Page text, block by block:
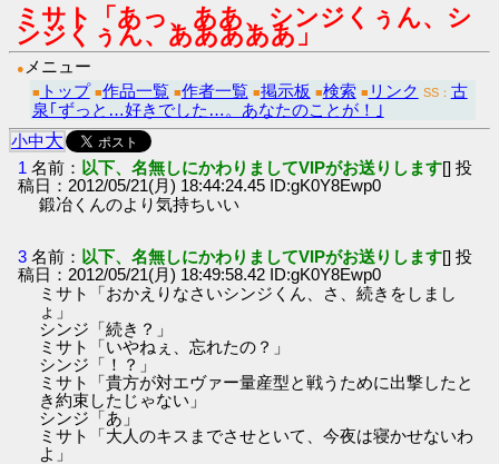
ミサト「あっ、ああ、シンジくぅん、シ
ンジくぅん、あああああ」
● メニュー
■ トップ ■作品一覧 ■作者一覧 ■掲示板 ■検索 ■ リンク SS： 古
泉｢ずっと…好きでした…。あなたのことが！｣
小中大
1 名前： 以下、名無しにかわりましてVIPがお送りします[] 投
稿日：2012/05/21(月) 18:44:24.45 ID:gK0Y8Ewp0
鍛冶くんのより気持ちいい
3 名前： 以下、名無しにかわりましてVIPがお送りします[] 投
稿日：2012/05/21(月) 18:49:58.42 ID:gK0Y8Ewp0
ミサト「おかえりなさいシンジくん、さ、続きをしまし
ょ」
シンジ「続き？」
ミサト「いやねぇ、忘れたの？」
シンジ「！？」
ミサト「貴方が対エヴァー量産型と戦うために出撃したと
き約束したじゃない」
シンジ「あ」
ミサト「大人のキスまでさせといて、今夜は寝かせないわ
よ」